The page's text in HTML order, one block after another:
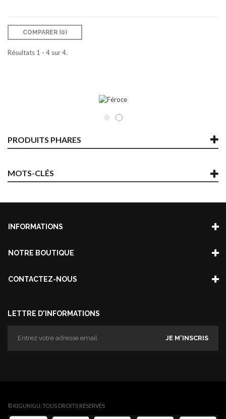
PRODUITS PHARES
MOTS-CLÉS
COMPARER (0)‎
Résultats 1 - 4 sur 4.
INFORMATIONS
NOTRE BOUTIQUE
CONTACTEZ-NOUS
LETTRE D'INFORMATIONS
JE M'INSCRIS
© KIGUKIGU. TOUS DROITS RÉSERVÉS